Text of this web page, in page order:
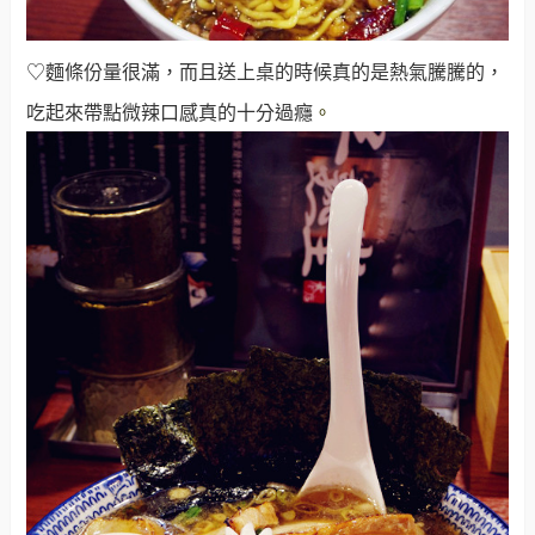
♡麵條份量很滿，而且送上桌的時候真的是熱氣騰騰的，
吃起來帶點微辣口感真的十分過癮 。